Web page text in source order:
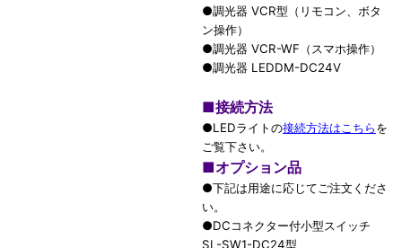
●調光器 VCR型（リモコン、ボタ
ン操作）
●調光器 VCR-WF（スマホ操作）
●調光器 LEDDM-DC24V
■接続方法
●LEDライトの接続方法はこちらを
ご覧下さい。
■オプション品
●下記は用途に応じてご注文くださ
い。
●DCコネクター付小型スイッチ
SL-SW1-DC24型